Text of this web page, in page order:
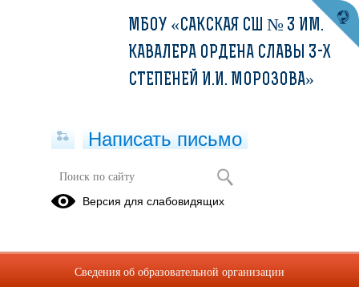
Полное наименование
образовательной организации* общеобразовательное
степеней Ивана Ивановича
МБОУ «САКСКАЯ СШ № 3 ИМ.
КАВАЛЕРА ОРДЕНА СЛАВЫ 3-Х
СТЕПЕНЕЙ И.И. МОРОЗОВА»
Написать письмо
Версия для слабовидящих
Сведения об образовательной организации